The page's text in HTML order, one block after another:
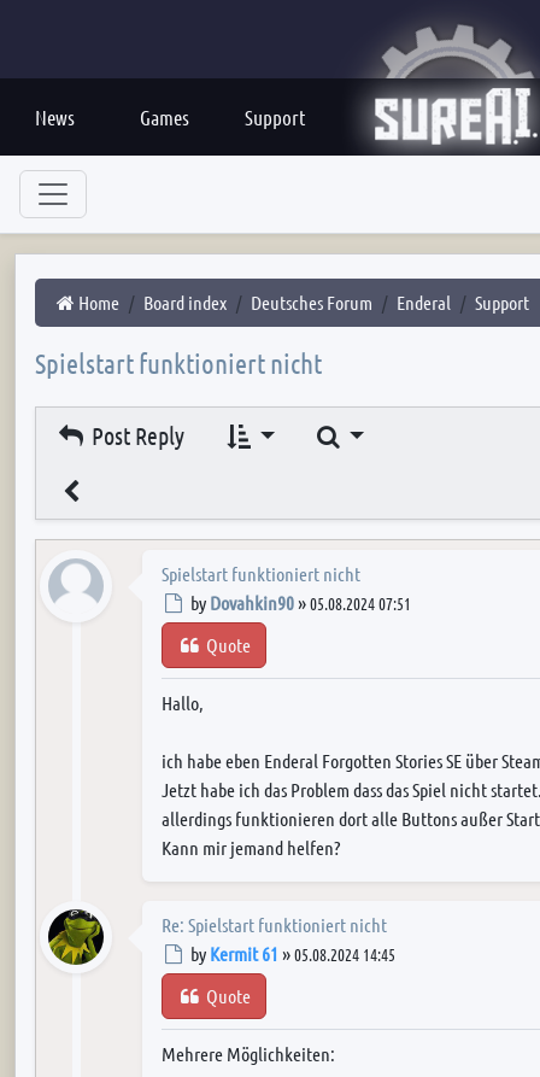
News Games Support
Home Board index Deutsches Forum Enderal Support
Spielstart funktioniert nicht
Post Reply Search
Spielstart funktioniert nicht
Post
by Dovahkin90»05.08.2024 07:51
Quote
Hallo,
ich habe eben Enderal Forgotten Stories SE über
Jetzt habe ich das Problem dass das Spiel nicht
allerdings funktionieren dort alle Buttons außer
Kann mir jemand helfen?
Re: Spielstart funktioniert nicht
Post
by Kermit 61 »05.08.2024 14:45
Quote
Mehrere Möglichkeiten: